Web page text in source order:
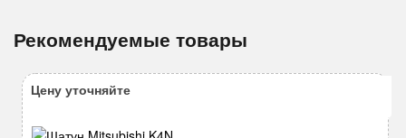
Рекомендуемые товары
Цену уточняйте